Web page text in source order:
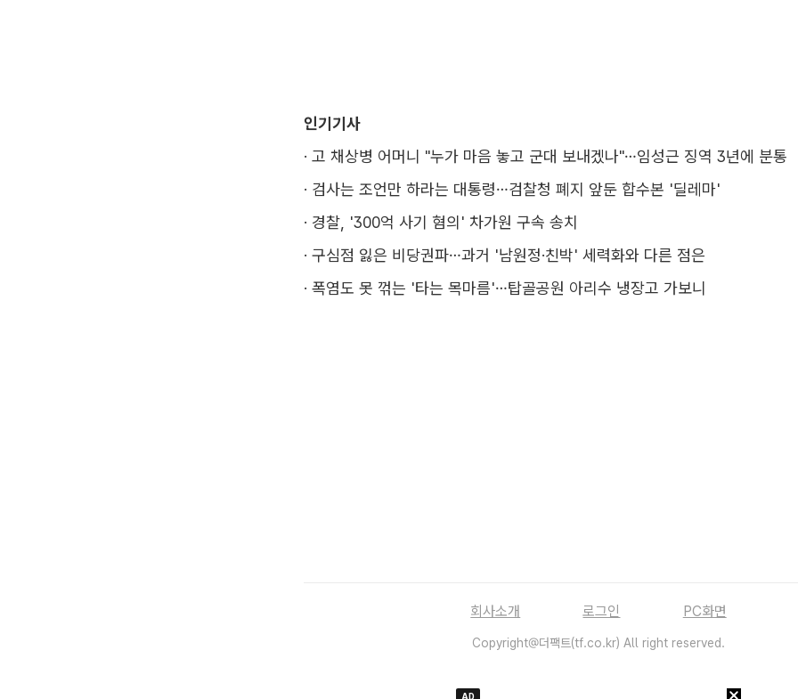
인기기사
· 고 채상병 어머니 "누가 마음 놓고 군대 보내겠나"…임성근 징역 3년에 분통
· 검사는 조언만 하라는 대통령…검찰청 폐지 앞둔 합수본 '딜레마'
· 경찰, '300억 사기 혐의' 차가원 구속 송치
· 구심점 잃은 비당권파…과거 '남원정·친박' 세력화와 다른 점은
· 폭염도 못 꺾는 '타는 목마름'…탑골공원 아리수 냉장고 가보니
회사소개 로그인 PC화면
Copyright@더팩트(tf.co.kr) All right reserved.
AD